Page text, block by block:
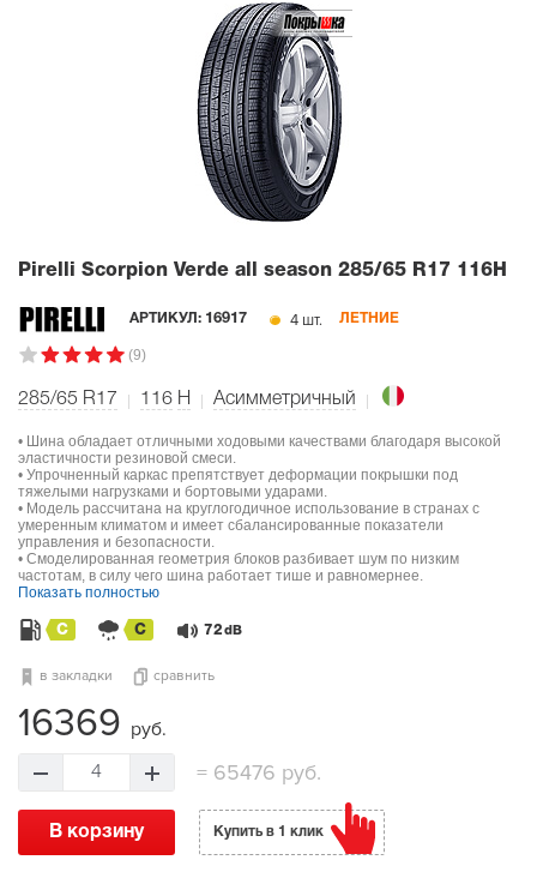
Pirelli Scorpion Verde all season 285/65 R17 116H
АРТИКУЛ: 16917 4 шт. ЛЕТНИЕ
(9)
285/65 R17 116 H Асимметричный
• Шина обладает отличными ходовыми качествами благодаря высокой
эластичности резиновой смеси.
• Упрочненный каркас препятствует деформации покрышки под
тяжелыми нагрузками и бортовыми ударами.
• Модель рассчитана на круглогодичное использование в странах с
умеренным климатом и имеет сбалансированные показатели
управления и безопасности.
• Смоделированная геометрия блоков разбивает шум по низким
частотам, в силу чего шина работает тише и равномернее.
Показать полностью
C C 72 dB
в закладки сравнить
16369 руб.
4 =65476 руб.
В корзину Купить в 1 клик